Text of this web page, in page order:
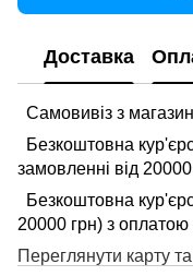
Доставка
Самовивіз з
Безкоштовна
замовленні від
Безкоштовна
20000 грн) з оплатою
Переглянути карту